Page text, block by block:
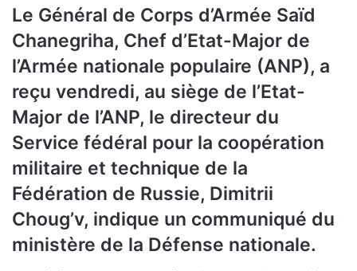
Le Général de Corps d’Armée Saïd
Chanegriha, Chef d’Etat-Major de
l’Armée nationale populaire (ANP), a
reçu vendredi, au siège de l’Etat-
Major de l’ANP, le directeur du
Service fédéral pour la coopération
militaire et technique de la
Fédération de Russie, Dimitrii
Choug’v, indique un communiqué du
ministère de la Défense nationale.